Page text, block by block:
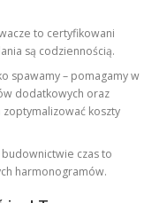
to certyfikowani
są codziennością.
spawamy – pomagamy w
dodatkowych oraz
koszty
czas to
harmonogramów.